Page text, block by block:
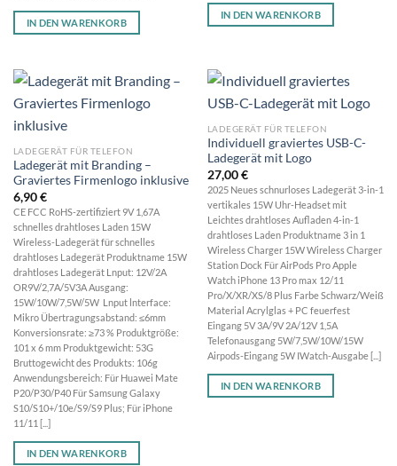
IN DEN WARENKORB
IN DEN WARENKORB
LADEGERÄT FÜR TELEFON
Ladegerät mit Branding –
Graviertes Firmenlogo inklusive
6,90€
CE FCC RoHS-zertifiziert 9V 1,67A
schnelles drahtloses Laden 15W
Wireless-Ladegerät für schnelles
drahtloses Ladegerät Produktname 15W
drahtloses Ladegerät Lnput: 12V/2A
OR9V/2,7A/5V3A Ausgang:
15W/10W/7,5W/5W Lnput lnterface:
Mikro Übertragungsabstand: ≤6mm
Konversionsrate: ≥73 % Produktgröße:
101 x 6 mm Produktgewicht: 53G
Bruttogewicht des Produkts: 106g
Anwendungsbereich: Für Huawei Mate
P20/P30/P40 Für Samsung Galaxy
S10/S10+/10e/S9/S9 Plus; Für iPhone
11/11 [...]
IN DEN WARENKORB
LADEGERÄT FÜR TELEFON
Individuell graviertes USB-C-
Ladegerät mit Logo
27,00€
2025 Neues schnurloses Ladegerät 3-in-1
vertikales 15W Uhr-Headset mit
Leichtes drahtloses Aufladen 4-in-1
drahtloses Laden Produktname 3 in 1
Wireless Charger 15W Wireless Charger
Station Dock Für AirPods Pro Apple
Watch iPhone 13 Pro max 12/11
Pro/X/XR/XS/8 Plus Farbe Schwarz/Weiß
Material Acrylglas + PC feuerfest
Eingang 5V 3A/9V 2A/12V 1,5A
Telefonausgang 5W/7,5W/10W/15W
Airpods-Eingang 5W IWatch-Ausgabe [...]
IN DEN WARENKORB